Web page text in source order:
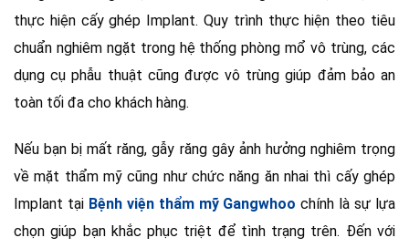
thực hiện cấy ghép Implant. Quy trình thực hiện theo tiêu
chuẩn nghiêm ngặt trong hệ thống phòng mổ vô trùng, các
dụng cụ phẫu thuật cũng được vô trùng giúp đảm bảo an
toàn tối đa cho khách hàng.
Nếu bạn bị mất răng, gẫy răng gây ảnh hưởng nghiêm trọng
về mặt thẩm mỹ cũng như chức năng ăn nhai thì cấy ghép
Implant tại Bệnh viện thẩm mỹ Gangwhoo chính là sự lựa
chọn giúp bạn khắc phục triệt để tình trạng trên. Đến với